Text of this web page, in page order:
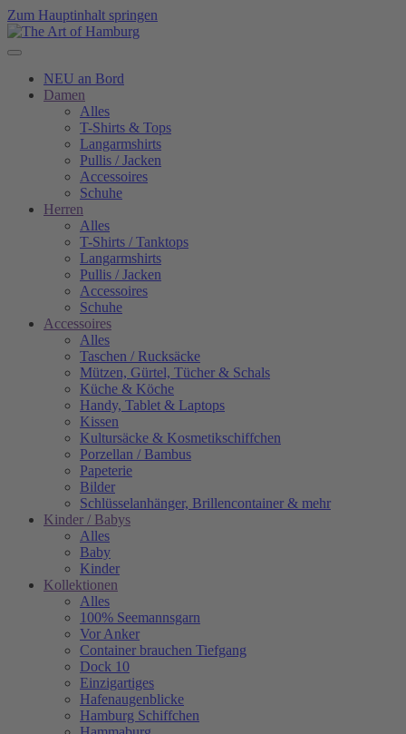
Zum Hauptinhalt springen
NEU an Bord
Damen
Alles
T-Shirts & Tops
Langarmshirts
Pullis / Jacken
Accessoires
Schuhe
Herren
Alles
T-Shirts / Tanktops
Langarmshirts
Pullis / Jacken
Accessoires
Schuhe
Accessoires
Alles
Taschen / Rucksäcke
Mützen, Gürtel, Tücher & Schals
Küche & Köche
Handy, Tablet & Laptops
Kissen
Kultursäcke & Kosmetikschiffchen
Porzellan / Bambus
Papeterie
Bilder
Schlüsselanhänger, Brillencontainer & mehr
Kinder / Babys
Alles
Baby
Kinder
Kollektionen
Alles
100% Seemannsgarn
Vor Anker
Container brauchen Tiefgang
Dock 10
Einzigartiges
Hafenaugen­blicke
Hamburg Schiffchen